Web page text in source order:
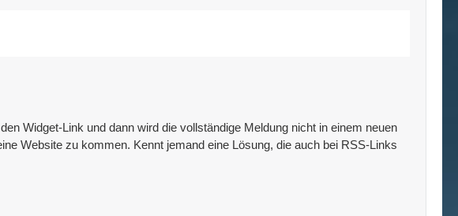
Widget-Link und dann wird die vollständige Meldung nicht in einem neuen
Website zu kommen. Kennt jemand eine Lösung, die auch bei RSS-Links